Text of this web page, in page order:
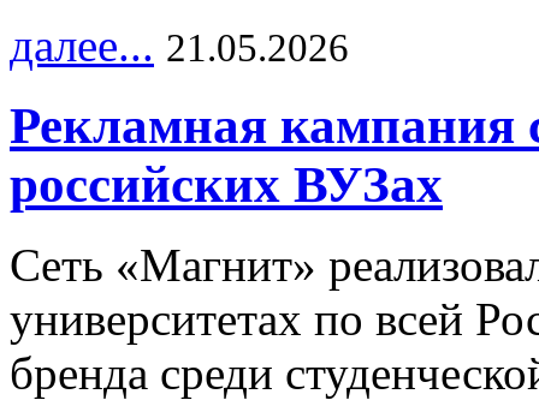
далее... 21.05.2026
Рекламная кампания
российских ВУЗах
Сеть «Магнит»
университетах по всей
бренда среди